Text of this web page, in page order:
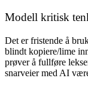
Modell kritisk
Det er fristende å
blindt kopiere/lime
prøver å fullføre
snarveier med AI